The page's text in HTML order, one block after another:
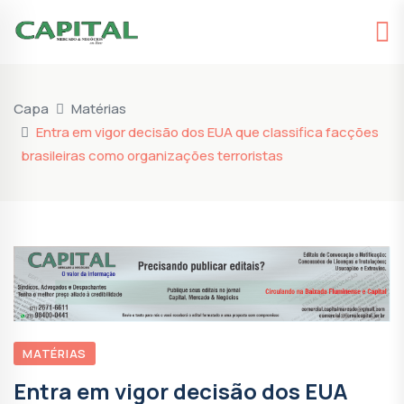
Capa
Matérias
Entra em vigor decisão dos EUA que classifica facções
brasileiras como organizações terroristas
MATÉRIAS
Entra em vigor decisão dos EUA